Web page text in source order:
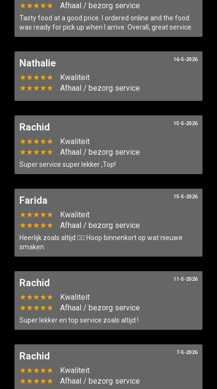
Home
Contact
Login
★★★★★
Afhaal / bezorg service
Tasty food at a good price. I ordered online and the food
was ready for pick up when I arrive. Overall, great service.
Nathalie
★★★★★
Kwaliteit
★★★★★
Afhaal / bezorg service
16-5-2026
Rachid
★★★★★
Kwaliteit
★★★★★
Afhaal / bezorg service
Super service super lekker ,Top!
15-5-2026
Farida
★★★★★
Kwaliteit
★★★★★
Afhaal / bezorg service
Heerlijk zoals altijd 👌🏽 Hoop binnenkort op wat nieuwe
smaken
15-5-2026
Rachid
★★★★★
Kwaliteit
★★★★★
Afhaal / bezorg service
Super lekker en top service zoals altijd !
11-5-2026
Rachid
★★★★★
Kwaliteit
★★★★★
Afhaal / bezorg service
7-5-2026